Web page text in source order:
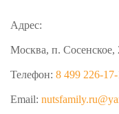
Адрес:
Москва, п. Сосенское,
Телефон: 8 499 226-
Email: